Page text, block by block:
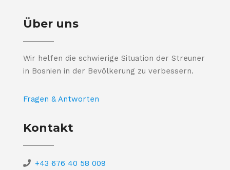
Über uns
Wir helfen die schwierige Situation der Streuner
in Bosnien in der Bevölkerung zu verbessern.
Fragen & Antworten
Kontakt
+43 676 40 58 009